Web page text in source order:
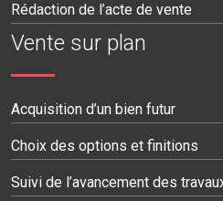
Rédaction de l’acte de vente
Vente sur plan
Acquisition d’un bien futur
Choix des options et finitions
Suivi de l’avancement des